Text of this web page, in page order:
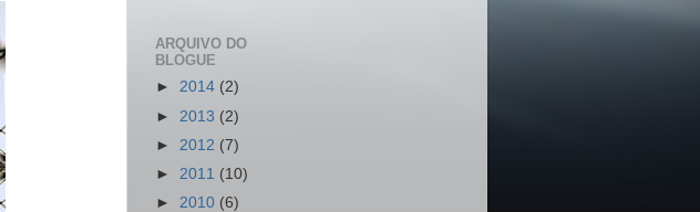
ARQUIVO DO
BLOGUE
► 2014 (2)
► 2013 (2)
► 2012 (7)
► 2011 (10)
► 2010 (6)